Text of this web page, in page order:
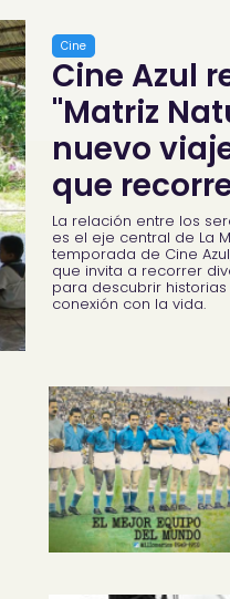
Cine
Cine Azul
"Matriz
nuevo
que
La relación entre los
es el eje central de La
temporada de Cine
que invita a recorrer
para descubrir
conexión con la vida.